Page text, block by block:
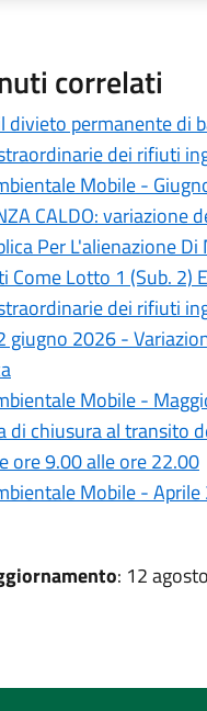
correlati
divieto permanente di
dei rifiuti
Mobile -
CALDO:
Per L'alienazione
Come Lotto 1 (Sub. 2)
dei rifiuti
giugno 2026 -
Mobile -
di chiusura al transito
ore 9.00 alle ore 22.00
Mobile -
: 12